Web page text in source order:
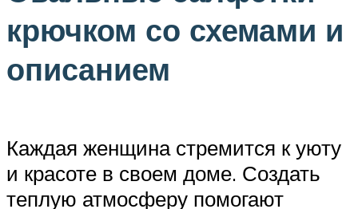
крючком со схемами и
описанием
Каждая женщина стремится к уюту
и красоте в своем доме. Создать
теплую атмосферу помогают